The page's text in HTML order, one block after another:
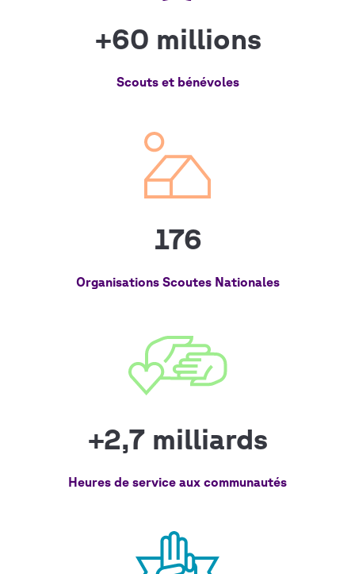
+60 millions
Scouts et bénévoles
176
Organisations Scoutes Nationales
+2,7 milliards
Heures de service aux communautés